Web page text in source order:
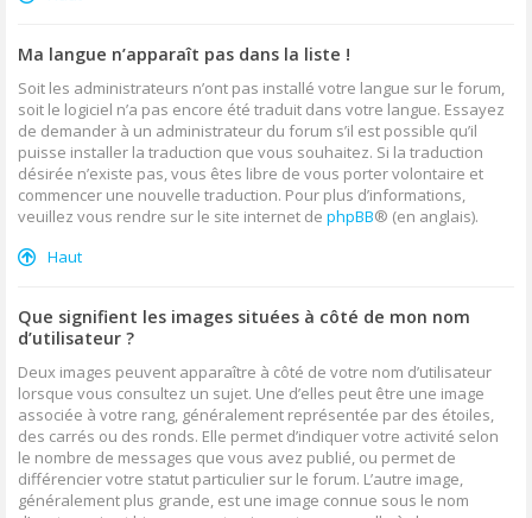
Ma langue n’apparaît pas dans la liste !
Soit les administrateurs n’ont pas installé votre langue sur le forum,
soit le logiciel n’a pas encore été traduit dans votre langue. Essayez
de demander à un administrateur du forum s’il est possible qu’il
puisse installer la traduction que vous souhaitez. Si la traduction
désirée n’existe pas, vous êtes libre de vous porter volontaire et
commencer une nouvelle traduction. Pour plus d’informations,
veuillez vous rendre sur le site internet de phpBB® (en anglais).
Haut
Que signifient les images situées à côté de mon nom
d’utilisateur ?
Deux images peuvent apparaître à côté de votre nom d’utilisateur
lorsque vous consultez un sujet. Une d’elles peut être une image
associée à votre rang, généralement représentée par des étoiles,
des carrés ou des ronds. Elle permet d’indiquer votre activité selon
le nombre de messages que vous avez publié, ou permet de
différencier votre statut particulier sur le forum. L’autre image,
généralement plus grande, est une image connue sous le nom